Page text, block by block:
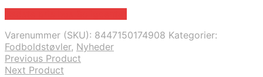
Varenummer (SKU): 8447150174908 Kategorier:
Fodboldstøvler, Nyheder
Previous Product
Next Product